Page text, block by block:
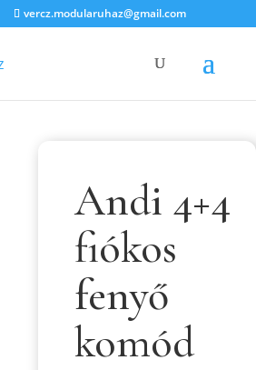
vercz.modularuhaz@gmail.com
Andi 4+4
fiókos
fenyő
komód